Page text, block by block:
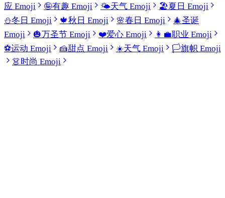
应 Emoji
🤪有趣 Emoji 🌤️天气 Emoji 🏖️夏日 Emoji
⛄冬日 Emoji 🍁秋日 Emoji 🌸春日 Emoji 🎄圣诞
Emoji
🎃万圣节 Emoji ❤️爱心 Emoji 👩‍💼职业 Emoji
⚽运动 Emoji 🍰甜点 Emoji ☀️天气 Emoji 🏳️旗帜 Emoji
👗时尚 Emoji